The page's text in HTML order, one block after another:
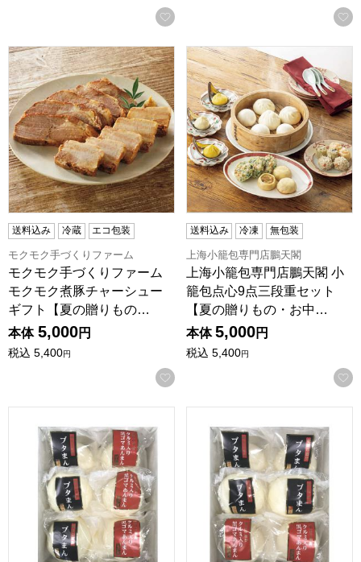
お気に入りに登録する
モクモク手づくりファーム モクモク煮豚チャーシューギフ
送料込み 冷蔵 エコ包装
モクモク手づくりファーム
モクモク手づくりファーム
モクモク煮豚チャーシュー
ギフト【夏の贈りもの…
本体 5,000円
税込 5,400円
お気に入りに登録する
上海小籠包専門店鵬天閣 小
送料込み 冷凍 無包装
上海小籠包専門店鵬天閣
上海小籠包専門店鵬天閣 小
籠包点心9点三段重セット
【夏の贈りもの・お中…
本体 5,000円
税込 5,400円